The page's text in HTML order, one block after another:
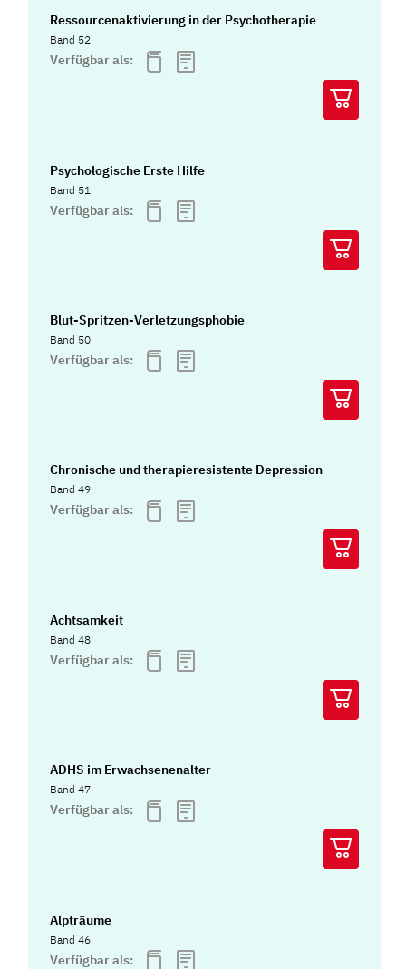
Ressourcenaktivierung in der Psychotherapie
Band 52
Verfügbar als:
Psychologische Erste Hilfe
Band 51
Verfügbar als:
Blut-Spritzen-Verletzungsphobie
Band 50
Verfügbar als:
Chronische und therapieresistente Depression
Band 49
Verfügbar als:
Achtsamkeit
Band 48
Verfügbar als:
ADHS im Erwachsenenalter
Band 47
Verfügbar als:
Alpträume
Band 46
Verfügbar als: